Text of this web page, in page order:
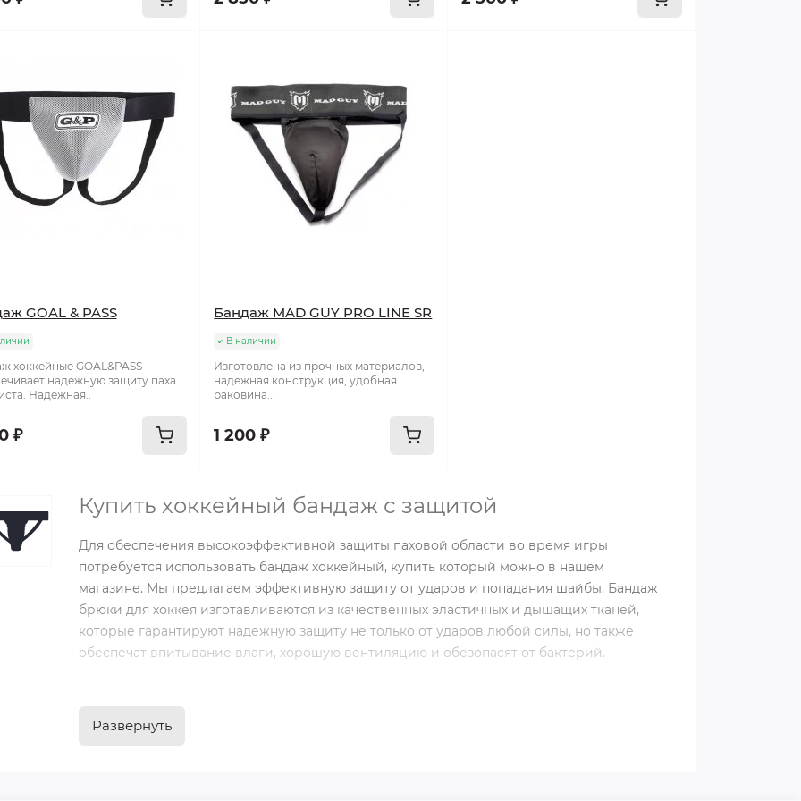
GOAL & PASS
хоккейные GOAL&PASS
надежную защиту паха
Надежная..
₽
Бандаж MAD GUY PRO LINE SR
В наличии
Изготовлена из прочных материалов,
надежная конструкция, удобная
раковина...
1 200 ₽
Купить хоккейный бандаж с защитой
Для обеспечения высокоэффективной защиты паховой области во время игры
потребуется использовать бандаж хоккейный, купить который можно в нашем
магазине. Мы предлагаем эффективную защиту от ударов и попадания шайбы. Бандаж
брюки для хоккея изготавливаются из качественных эластичных и дышащих тканей,
которые гарантируют надежную защиту не только от ударов любой силы, но также
обеспечат впитывание влаги, хорошую вентиляцию и обезопасят от бактерий.
размера, уровня защиты и стоимости, оформить заказ и дождаться доставки.
Развернуть